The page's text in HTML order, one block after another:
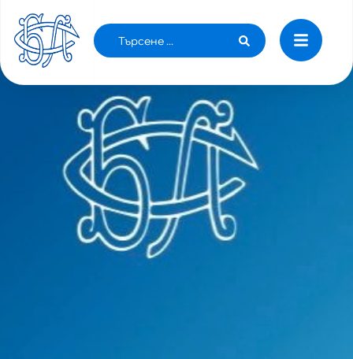
РЕШЕНИЯ ОТ ЗАСЕДАНИЕ НА КК НА БЛС ОТ
31 ЯНУАРИ 2024 Г.